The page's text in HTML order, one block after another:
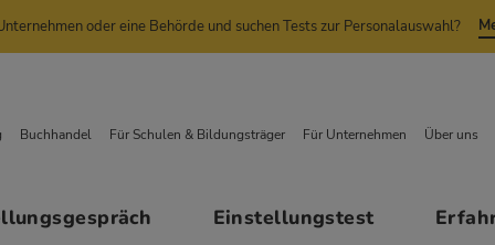
oder eine Behörde und suchen Tests zur Personalauswahl?
Einstellungstest
Buchhandel Für Schulen & Bildungsträger Für Unternehmen Über uns